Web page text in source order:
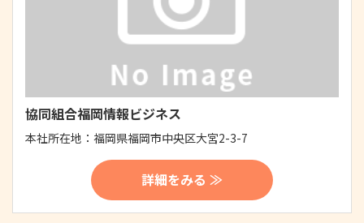
協同組合福岡情報ビジネス
本社所在地： 福岡県福岡市中央区大宮2-3-7
詳細をみる ≫